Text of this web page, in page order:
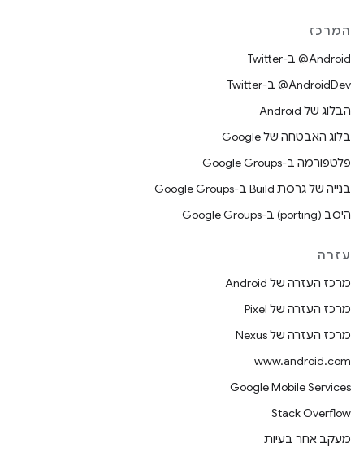
המרכז
‎@Android ב-Twitter
‎@AndroidDev ב-Twitter
הבלוג של Android
בלוג האבטחה של Google
פלטפורמה ב-Google Groups
בנייה של גרסת Build ב-Google Groups
היסב (porting) ב-Google Groups
עזרה
מרכז העזרה של Android
מרכז העזרה של Pixel
מרכז העזרה של Nexus
www.android.com
Google Mobile Services
Stack Overflow
מעקב אחר בעיות